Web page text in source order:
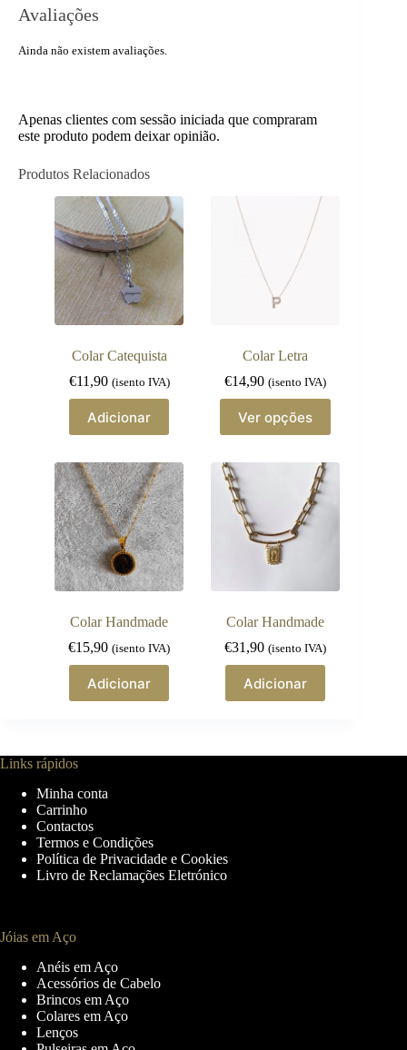
Avaliações
Ainda não existem avaliações.
Apenas clientes com sessão iniciada que compraram
este produto podem deixar opinião.
Produtos Relacionados
Colar Catequista
€11,90 (isento IVA)
Adicionar
Colar Letra
€14,90 (isento IVA)
Ver opções
product
has
variants.
options
may
be
chosen
on
page
Colar Handmade
€15,90 (isento IVA)
Adicionar
Colar Handmade
€31,90 (isento IVA)
Adicionar
Links rápidos
Minha conta
Carrinho
Contactos
Termos e Condições
Política de Privacidade e Cookies
Livro de Reclamações Eletrónico
Jóias em Aço
Anéis em Aço
Acessórios de Cabelo
Brincos em Aço
Colares em Aço
Lenços